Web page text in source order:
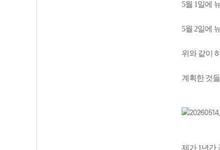
5월 1일에
5월 2일에
위와 같이
계획한 것
제가 1년간